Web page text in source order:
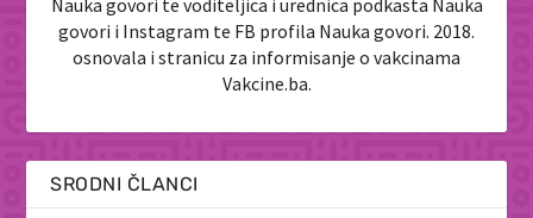
govori i Instagram te FB profila Nauka govori. 2018.
osnovala i stranicu za informisanje o vakcinama
Vakcine.ba.
SRODNI ČLANCI